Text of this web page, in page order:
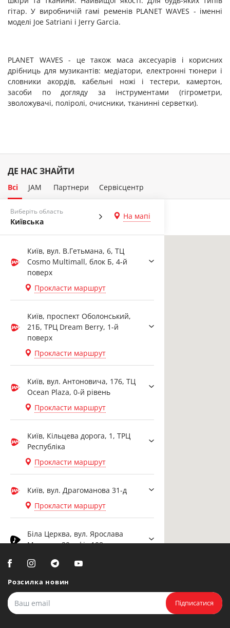
гітар. У виробничій гамі ременів PLANET WAVES - іменні
моделі Joe Satriani і Jerry Garcia.
PLANET WAVES - це також маса аксесуарів і корисних
дрібниць для музикантів: медіатори, електронні тюнери і
словники акордів, кабельні ножі і тестери, камертон,
засоби по догляду за інструментами (гігрометри,
зволожувачі, поліролі, очисники, тканинні серветки).
ДЕ НАС ЗНАЙТИ
Виберіть область
Київська
На мапі
Київ, вул. В.Гетьмана, 6, ТЦ
Cosmo Multimall, блок Б, 4-й
поверх
Прокласти маршрут
Київ, проспект Оболонський,
21Б, ТРЦ Dream Berry, 1-й
поверх
Прокласти маршрут
Київ, вул. Антоновича, 176, ТЦ
Ocean Plaza, 0-й рівень
Прокласти маршрут
Київ, Кільцева дорога, 1, ТРЦ
Республіка
Прокласти маршрут
Київ, вул. Драгоманова 31-д
Прокласти маршрут
Біла Церква, вул. Ярослава
Мудрого, 20, офіс 108
Прокласти маршрут
Олександрійський, 82 (вул.
Всі JAM Партнери Сервісцентр
Розсилка новин
Підписатися